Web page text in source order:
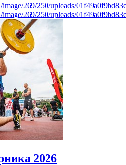
image/269/250/uploads/
image/269/250/uploads/
2026